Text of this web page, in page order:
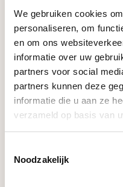
We gebruiken cookies
personaliseren, om
en om ons
informatie over uw
partners voor social
partners kunnen deze
informatie die u aan ze
verzameld op basis van
Noodzakelijk
SPECIFICATIES
GERELATEERDE
TYPEERROR: FAILED TO FETCH
https://
trische-malers/